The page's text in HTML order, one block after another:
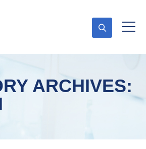
ARCHIVES: